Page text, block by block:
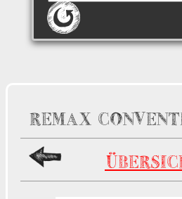
REMAX